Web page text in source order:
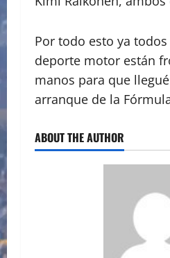
Por todo esto ya
deporte motor están
manos para que
arranque de la
ABOUT THE AUTHOR